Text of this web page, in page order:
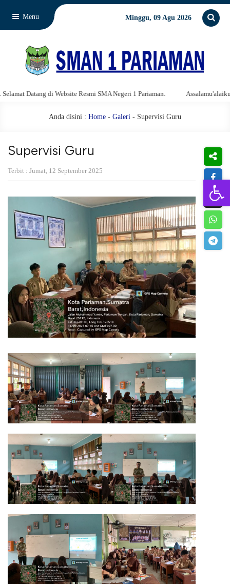
Menu Minggu, 09 Agu 2026
di Website Resmi SMA Negeri 1 Pariaman. Assalamu'alaikum
Anda disini : Home - Galeri - Supervisi Guru
Supervisi Guru
Terbit : Jumat, 12 September 2025